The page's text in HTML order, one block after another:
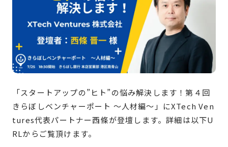
「スタートアップの”ヒト”の悩み解決します！第４回
きらぼしベンチャーポート ～人材編～」にXTech Ven
tures代表パートナー西條が登壇します。詳細は以下U
RLからご覧頂けます。